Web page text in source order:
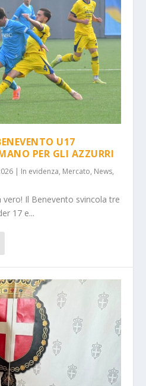
U17
PER GLI AZZURRI
| In evidenza, Mercato, News,
vero! Il Benevento svincola tre
17 e...